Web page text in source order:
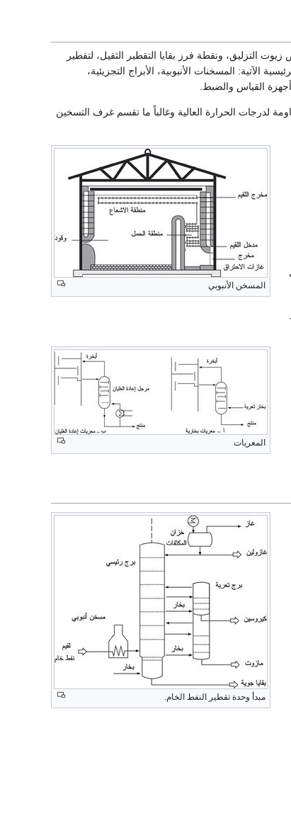
التزليق، ونقطة فرز بقايا التقطير الثقيل، لتقطير
المسخنات الأنبوبية، الأبراج التجزيئية،
أجهزة القياس والضبط.
لدرجات الحرارة العالية وغالباً ما تقسم غرف التسخين
المسخن الأنبوبي
المعريات
مبدأ وحدة تقطير النفط الخام.